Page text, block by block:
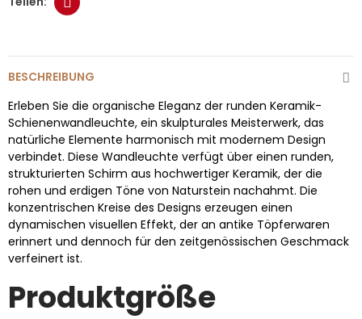
BESCHREIBUNG
Erleben Sie die organische Eleganz der runden Keramik-
Schienenwandleuchte, ein skulpturales Meisterwerk, das
natürliche Elemente harmonisch mit modernem Design
verbindet. Diese Wandleuchte verfügt über einen runden,
strukturierten Schirm aus hochwertiger Keramik, der die
rohen und erdigen Töne von Naturstein nachahmt. Die
konzentrischen Kreise des Designs erzeugen einen
dynamischen visuellen Effekt, der an antike Töpferwaren
erinnert und dennoch für den zeitgenössischen Geschmack
verfeinert ist.
Produktgröße